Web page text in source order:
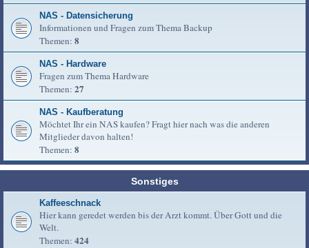
NAS - Datensicherung
Informationen und Fragen zum Thema Backup
Themen: 8
NAS - Hardware
Fragen zum Thema Hardware
Themen: 27
NAS - Kaufberatung
Möchtet Ihr ein NAS kaufen? Fragt hier nach was die anderen
Mitglieder davon halten!
Themen: 8
Sonstiges
Kaffeeschnack
Hier kann geredet werden bis der Arzt kommt. Über Gott und die
Welt.
Themen: 424